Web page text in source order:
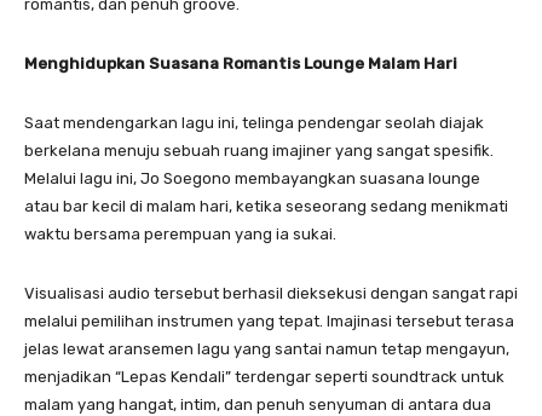
romantis, dan penuh groove.
Menghidupkan Suasana Romantis Lounge Malam Hari
​Saat mendengarkan lagu ini, telinga pendengar seolah diajak
berkelana menuju sebuah ruang imajiner yang sangat spesifik.
Melalui lagu ini, Jo Soegono membayangkan suasana lounge
atau bar kecil di malam hari, ketika seseorang sedang menikmati
waktu bersama perempuan yang ia sukai.
​Visualisasi audio tersebut berhasil dieksekusi dengan sangat rapi
melalui pemilihan instrumen yang tepat. Imajinasi tersebut terasa
jelas lewat aransemen lagu yang santai namun tetap mengayun,
menjadikan “Lepas Kendali” terdengar seperti soundtrack untuk
malam yang hangat, intim, dan penuh senyuman di antara dua